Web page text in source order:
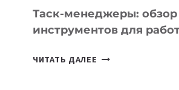
СЕГОДНЯ
Таск-менеджеры:
инструментов для
ЧИТАТЬ ДАЛЕЕ ТАСК-